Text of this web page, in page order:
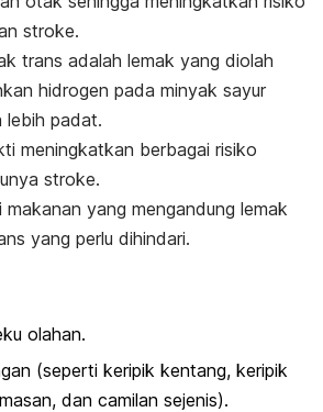
stroke.
trans adalah lemak yang diolah
hidrogen pada minyak sayur
lebih padat.
meningkatkan berbagai risiko
stroke.
makanan yang mengandung lemak
yang perlu dihindari.
olahan.
(seperti keripik kentang, keripik
dan camilan sejenis).